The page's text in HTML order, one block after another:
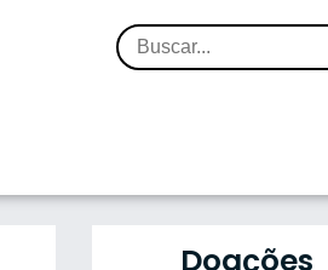
Doações